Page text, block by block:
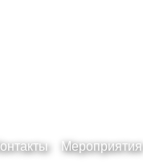
Мероприятия